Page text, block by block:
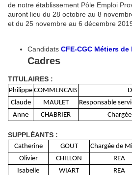
de notre établissement Pôle Emploi
auront lieu du 28 octobre au 8
et du 25 novembre au 6 décembre
Candidats CFE-CGC Métiers de
Cadres
TITULAIRES :
Philippe COMMENCAIS
Claude
MAULET Responsable
Anne
CHABRIER
SUPPLÉANTS :
Catherine GOUT Chargée de
Olivier
CHILLON REA
Isabelle
WIART REA